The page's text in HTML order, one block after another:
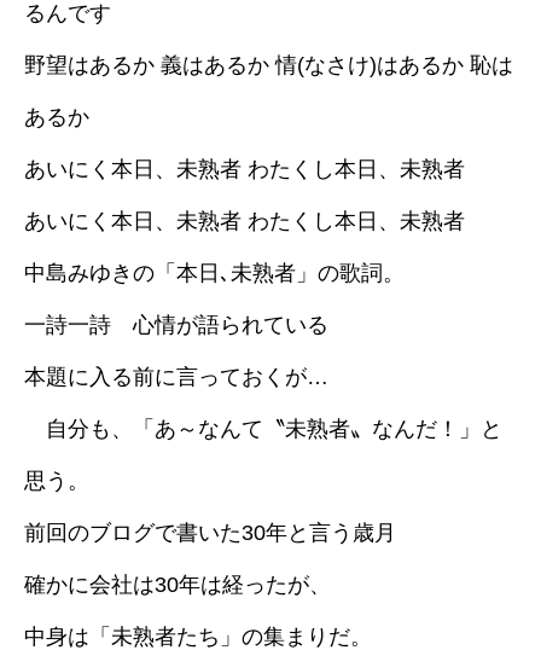
るんです
野望はあるか 義はあるか 情(なさけ)はあるか 恥は
あるか
あいにく本日、未熟者 わたくし本日、未熟者
あいにく本日、未熟者 わたくし本日、未熟者
中島みゆきの「本日､未熟者」の歌詞。
一詩一詩 心情が語られている
本題に入る前に言っておくが…
自分も、「あ～なんて〝未熟者〟なんだ！」と
思う。
前回のブログで書いた30年と言う歳月
確かに会社は30年は経ったが、
中身は「未熟者たち」の集まりだ。